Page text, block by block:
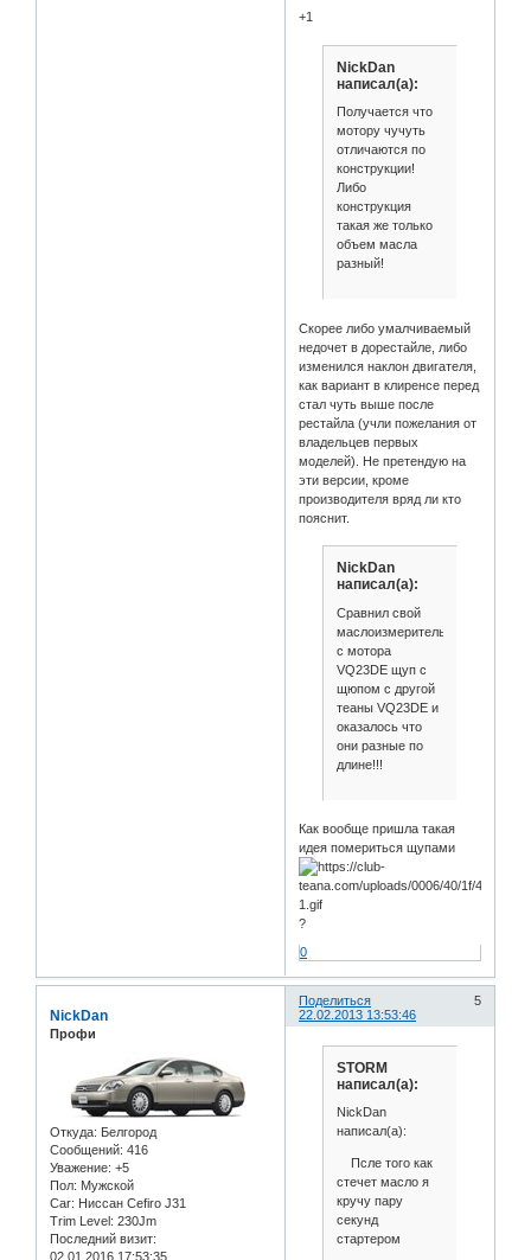
+1
NickDan
написал(а):
Получается что
мотору чучуть
отличаются по
конструкции!
Либо
конструкция
такая же только
объем масла
разный!
Скорее либо умалчиваемый
недочет в дорестайле, либо
изменился наклон двигателя,
как вариант в клиренсе перед
стал чуть выше после
рестайла (учли пожелания от
владельцев первых
моделей). Не претендую на
эти версии, кроме
производителя вряд ли кто
пояснит.
NickDan
написал(а):
Сравнил свой
маслоизмерительный
с мотора
VQ23DE щуп с
щюпом с другой
теаны VQ23DE и
оказалось что
они разные по
длине!!!
Как вообще пришла такая
идея помериться щупами
?
0
Поделиться
5
22.02.2013 13:53:46
NickDan
Профи
Откуда: Белгород
Сообщений: 416
Уважение: +5
Пол: Мужской
Car: Ниссан Cefiro J31
Trim Level: 230Jm
Последний визит:
02.01.2016 17:53:35
STORM
написал(а):
NickDan
написал(а):
Псле того как
стечет масло я
кручу пару
секунд
стартером